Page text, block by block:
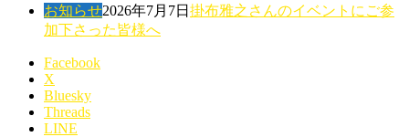
お知らせ2026年7月7日 掛布雅之さんのイベントにご参
加下さった皆様へ
Facebook
X
Bluesky
Threads
LINE